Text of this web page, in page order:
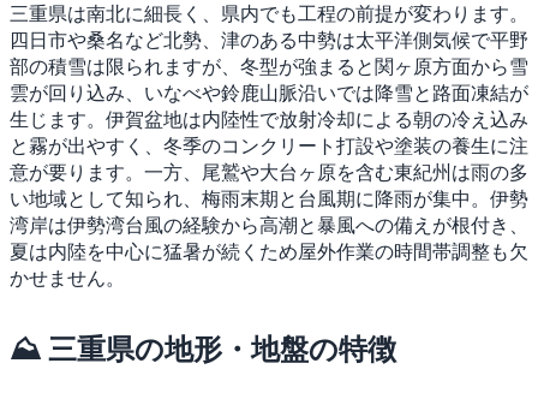
三重県は南北に細長く、県内でも工程の前提が変わります。
四日市や桑名など北勢、津のある中勢は太平洋側気候で平野
部の積雪は限られますが、冬型が強まると関ヶ原方面から雪
雲が回り込み、いなべや鈴鹿山脈沿いでは降雪と路面凍結が
生じます。伊賀盆地は内陸性で放射冷却による朝の冷え込み
と霧が出やすく、冬季のコンクリート打設や塗装の養生に注
意が要ります。一方、尾鷲や大台ヶ原を含む東紀州は雨の多
い地域として知られ、梅雨末期と台風期に降雨が集中。伊勢
湾岸は伊勢湾台風の経験から高潮と暴風への備えが根付き、
夏は内陸を中心に猛暑が続くため屋外作業の時間帯調整も欠
かせません。
⛰ 三重県の地形・地盤の特徴